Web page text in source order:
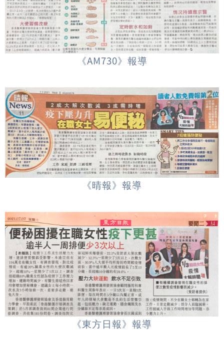
《AM730》報導
《晴報》報導
《東方日報》報導